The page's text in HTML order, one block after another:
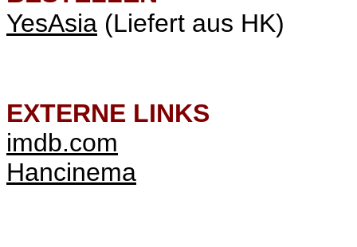
YesAsia (Liefert aus HK)
EXTERNE LINKS
imdb.com
Hancinema